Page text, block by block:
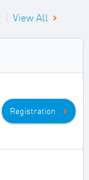
View All
Registration